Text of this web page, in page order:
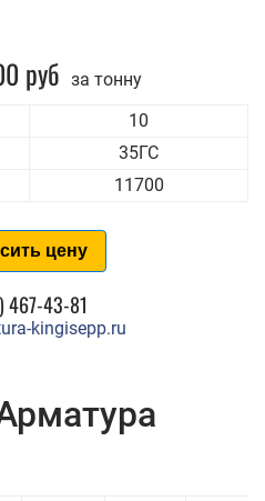
руб за тонну
10
35ГС
11700
цену
467-43-81
kingisepp.ru